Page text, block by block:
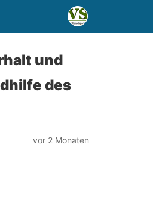
und
des
vor 2 Monaten